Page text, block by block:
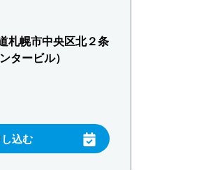
札幌市中央区北２条
タービル）
込む